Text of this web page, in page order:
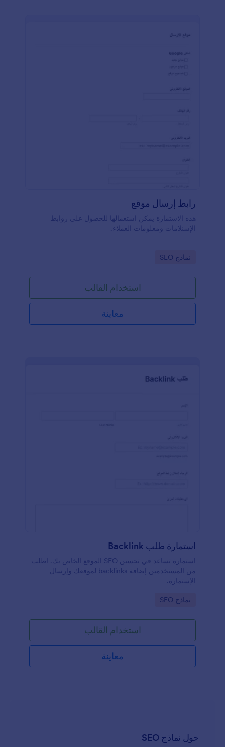
رابط إرسال موقع
هذه الاستمارة يمكن استعمالها للحصول على روابط
الإسنلامات ومعلومات العملاء.
Go to Category:
نماذج SEO
استخدام القالب
معاينة
استمارة طلب Backlink
استمارة تساعد في تحسين SEO الموقع الخاص بك. اطلب
من المستخدمين إضافة backlinks لموقعك وإرسال
الإستمارة.
Go to Category:
نماذج SEO
استخدام القالب
معاينة
حول نماذج SEO